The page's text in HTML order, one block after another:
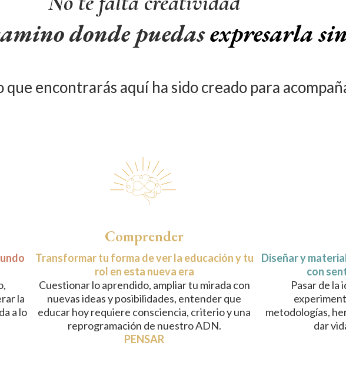
donde puedasexpresarla
que encontrarás aquí ha sido creado para
la
a lo
Comprender
Transformar tu forma de ver la educación y tu
rol en esta nueva era
Cuestionar lo aprendido, ampliar tu mirada con
nuevas ideas y posibilidades, entender que
educar hoy requiere consciencia, criterio y una
reprogramación de nuestro ADN.
PENSAR
Diseñar y
con
Pasar de la
metodologías,
dar